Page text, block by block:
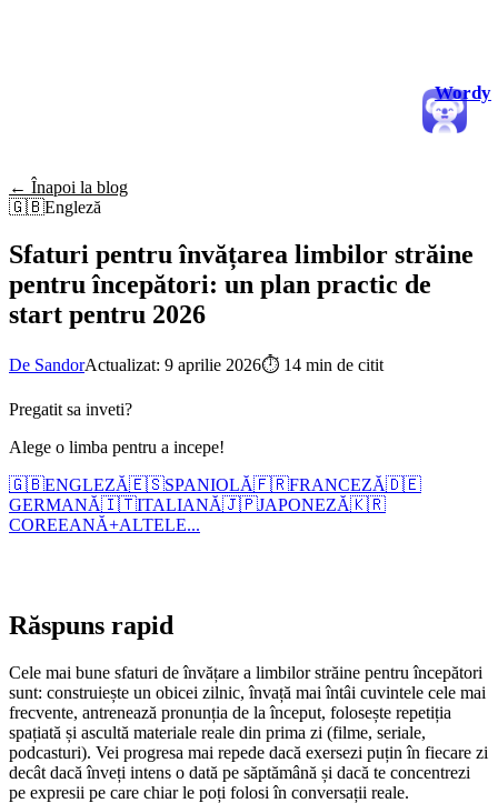
Wordy
← Înapoi la blog
🇬🇧Engleză
Sfaturi pentru învățarea limbilor străine
pentru începători: un plan practic de
start pentru 2026
De SandorActualizat: 9 aprilie 2026⏱ 14 min de citit
Pregatit sa inveti?
Alege o limba pentru a incepe!
🇬🇧ENGLEZĂ🇪🇸SPANIOLĂ🇫🇷FRANCEZĂ🇩🇪
GERMANĂ🇮🇹ITALIANĂ🇯🇵JAPONEZĂ🇰🇷
COREEANĂ+ALTELE...
Răspuns rapid
Cele mai bune sfaturi de învățare a limbilor străine pentru începători
sunt: construiește un obicei zilnic, învață mai întâi cuvintele cele mai
frecvente, antrenează pronunția de la început, folosește repetiția
spațiată și ascultă materiale reale din prima zi (filme, seriale,
podcasturi). Vei progresa mai repede dacă exersezi puțin în fiecare zi
decât dacă înveți intens o dată pe săptămână și dacă te concentrezi
pe expresii pe care chiar le poți folosi în conversații reale.